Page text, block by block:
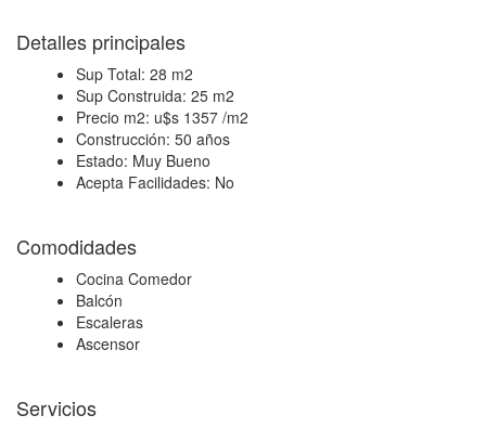
Detalles principales
Sup Total: 28 m2
Sup Construida: 25 m2
Precio m2: u$s 1357 /m2
Construcción: 50 años
Estado: Muy Bueno
Acepta Facilidades: No
Comodidades
Cocina Comedor
Balcón
Escaleras
Ascensor
Servicios